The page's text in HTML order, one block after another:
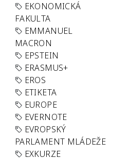
EKONOMICKÁ
FAKULTA
EMMANUEL
MACRON
EPSTEIN
ERASMUS+
EROS
ETIKETA
EUROPE
EVERNOTE
EVROPSKÝ
PARLAMENT MLÁDEŽE
EXKURZE